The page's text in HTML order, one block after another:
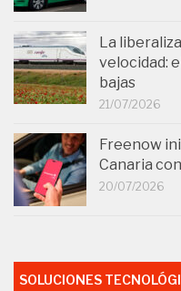
La
velocidad:
bajas
21/07/2026
Freenow
Canaria
20/07/2026
SOLUCIONES